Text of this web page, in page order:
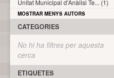
Unitat Municipal d'Anàlisi Te... (1)
MOSTRAR MENYS AUTORS
CATEGORIES
No hi ha filtres per aquesta
cerca
ETIQUETES